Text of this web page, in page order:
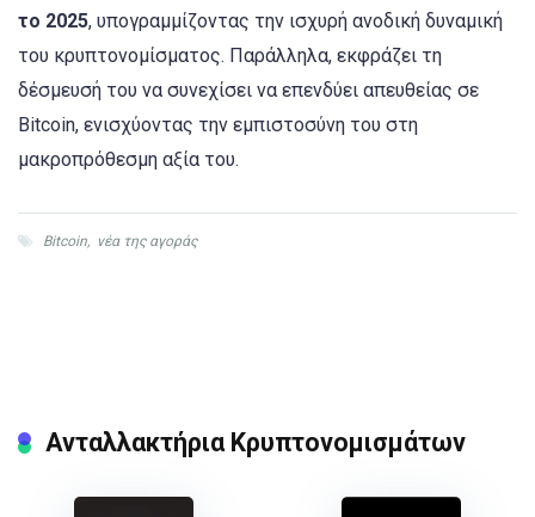
το 2025, υπογραμμίζοντας την ισχυρή ανοδική δυναμική
του κρυπτονομίσματος. Παράλληλα, εκφράζει τη
δέσμευσή του να συνεχίσει να επενδύει απευθείας σε
Bitcoin, ενισχύοντας την εμπιστοσύνη του στη
μακροπρόθεσμη αξία του.
Bitcoin, νέα της αγοράς
Ανταλλακτήρια Κρυπτονομισμάτων